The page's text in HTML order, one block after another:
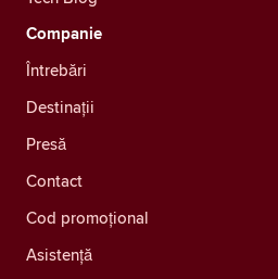
Companie
Întrebări
Destinații
Presă
Contact
Cod promoțional
Asistență